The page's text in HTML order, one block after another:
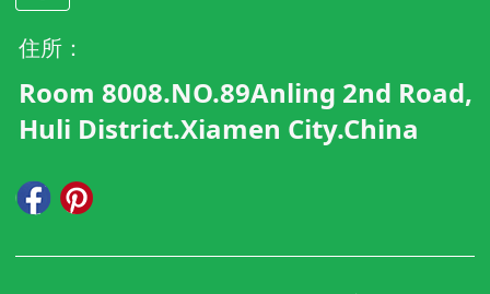
住所：
Room 8008.NO.89Anling 2nd Road,
Huli District.Xiamen City.China